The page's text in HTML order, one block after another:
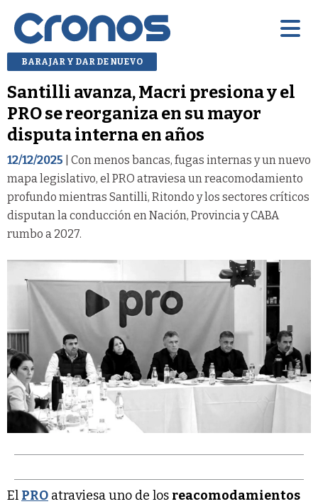
BARAJAR Y DAR DE NUEVO
Santilli avanza, Macri presiona y el
PRO se reorganiza en su mayor
disputa interna en años
12/12/2025 | Con menos bancas, fugas internas y un nuevo
mapa legislativo, el PRO atraviesa un reacomodamiento
profundo mientras Santilli, Ritondo y los sectores críticos
disputan la conducción en Nación, Provincia y CABA
rumbo a 2027.
El PRO atraviesa uno de los reacomodamientos